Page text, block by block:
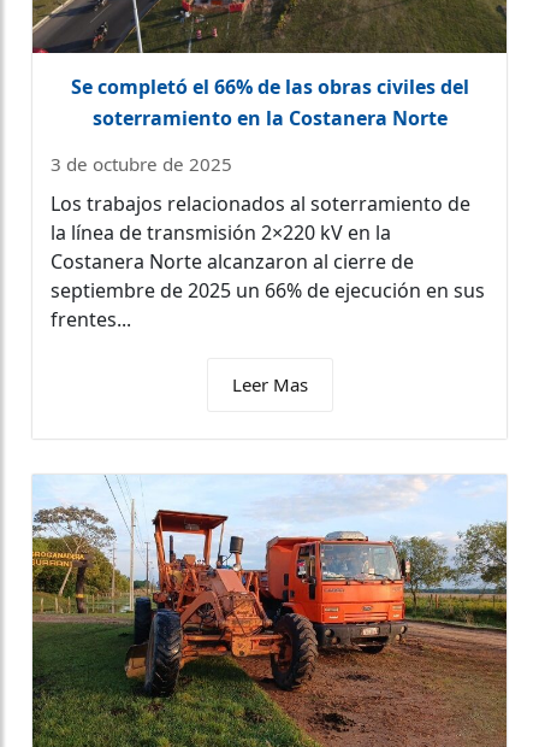
Se completó el 66% de las obras civiles del
soterramiento en la Costanera Norte
3 de octubre de 2025
Los trabajos relacionados al soterramiento de
la línea de transmisión 2×220 kV en la
Costanera Norte alcanzaron al cierre de
septiembre de 2025 un 66% de ejecución en sus
frentes...
Leer Mas